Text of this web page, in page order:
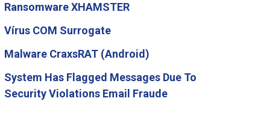
Ransomware XHAMSTER
Vírus COM Surrogate
Malware CraxsRAT (Android)
System Has Flagged Messages Due To
Security Violations Email Fraude